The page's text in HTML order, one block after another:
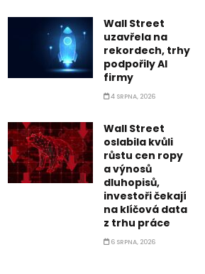
Wall Street
uzavřela na
rekordech, trhy
podpořily AI
firmy
4 SRPNA, 2026
Wall Street
oslabila kvůli
růstu cen ropy
a výnosů
dluhopisů,
investoři čekají
na klíčová data
z trhu práce
6 SRPNA, 2026